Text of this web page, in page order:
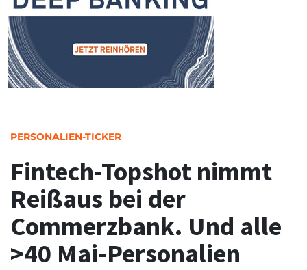
PERSONALIEN-TICKER
Fintech-Topshot nimmt
Reißaus bei der
Commerzbank. Und alle
>40 Mai-Personalien